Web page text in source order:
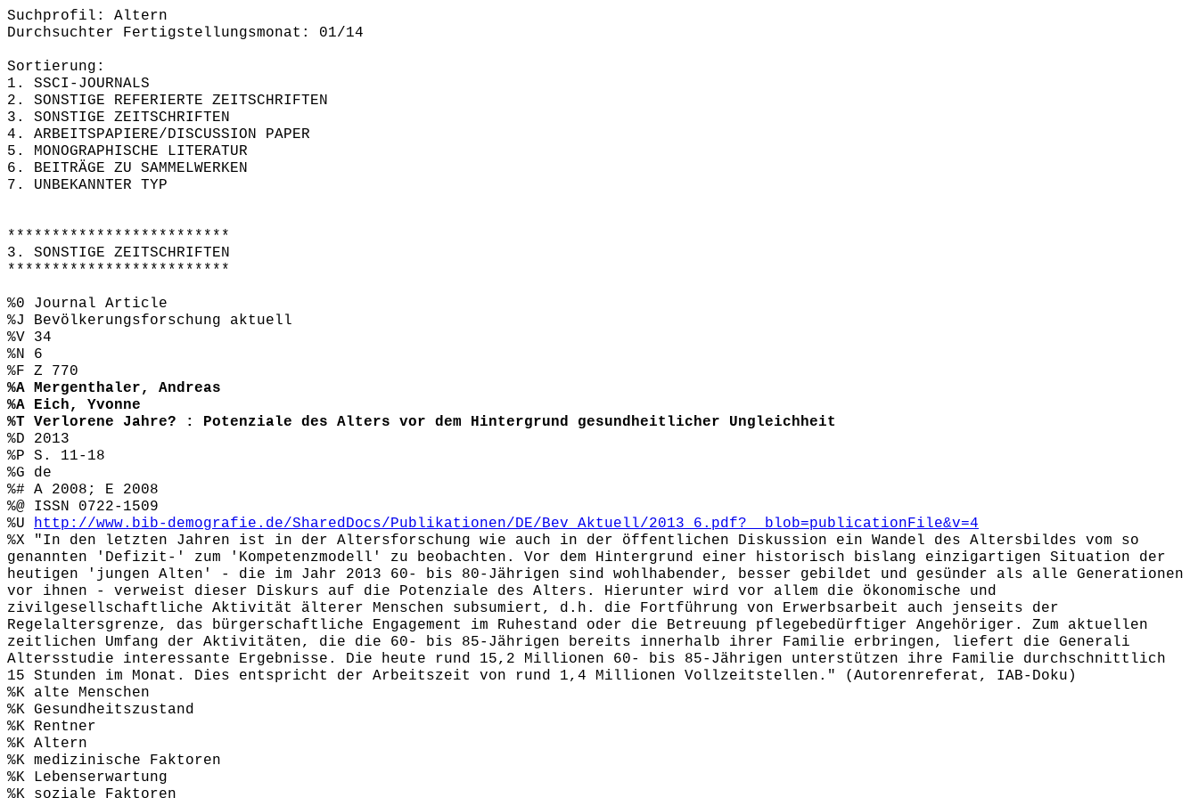
Suchprofil: Altern
Durchsuchter Fertigstellungsmonat: 01/14
Sortierung:
1. SSCI-JOURNALS
2. SONSTIGE REFERIERTE ZEITSCHRIFTEN
3. SONSTIGE ZEITSCHRIFTEN
4. ARBEITSPAPIERE/DISCUSSION PAPER
5. MONOGRAPHISCHE LITERATUR
6. BEITRÄGE ZU SAMMELWERKEN
7. UNBEKANNTER TYP
*************************
3. SONSTIGE ZEITSCHRIFTEN
*************************
%0 Journal Article
%J Bevölkerungsforschung aktuell
%V 34
%N 6
%F Z 770
%A Mergenthaler, Andreas
%A Eich, Yvonne
%T Verlorene Jahre? : Potenziale des Alters vor dem Hintergrund gesundheitlicher Ungleichheit
%D 2013
%P S. 11-18
%G de
%# A 2008; E 2008
%@ ISSN 0722-1509
%U http://www.bib-demografie.de/SharedDocs/Publikationen/DE/Bev_Aktuell/2013_6.pdf?__blob=publicationFile&v=4
%X "In den letzten Jahren ist in der Altersforschung wie auch in der öffentlichen Diskussion ein Wandel des Altersbildes vom so
genannten 'Defizit-' zum 'Kompetenzmodell' zu beobachten. Vor dem Hintergrund einer historisch bislang einzigartigen Situation der
heutigen 'jungen Alten' - die im Jahr 2013 60- bis 80-Jährigen sind wohlhabender, besser gebildet und gesünder als alle Generationen
vor ihnen - verweist dieser Diskurs auf die Potenziale des Alters. Hierunter wird vor allem die ökonomische und
zivilgesellschaftliche Aktivität älterer Menschen subsumiert, d.h. die Fortführung von Erwerbsarbeit auch jenseits der
Regelaltersgrenze, das bürgerschaftliche Engagement im Ruhestand oder die Betreuung pflegebedürftiger Angehöriger. Zum aktuellen
zeitlichen Umfang der Aktivitäten, die die 60- bis 85-Jährigen bereits innerhalb ihrer Familie erbringen, liefert die Generali
Altersstudie interessante Ergebnisse. Die heute rund 15,2 Millionen 60- bis 85-Jährigen unterstützen ihre Familie durchschnittlich
15 Stunden im Monat. Dies entspricht der Arbeitszeit von rund 1,4 Millionen Vollzeitstellen." (Autorenreferat, IAB-Doku)
%K alte Menschen
%K Gesundheitszustand
%K Rentner
%K Altern
%K medizinische Faktoren
%K Lebenserwartung
%K soziale Faktoren